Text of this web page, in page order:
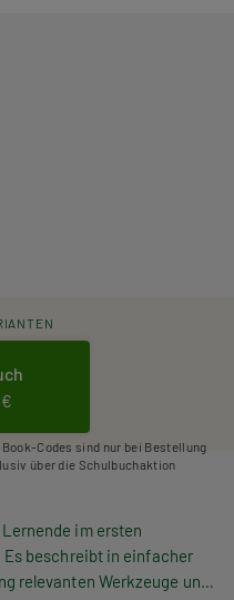
Codes sind nur bei Bestellung
über die Schulbuchaktion
im ersten
Es beschreibt in einfacher
relevanten Werkzeuge und